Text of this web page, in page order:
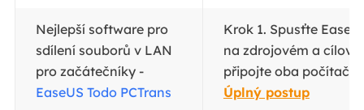
Nejlepší software pro
sdílení souborů v LAN
pro začátečníky -
EaseUS Todo PCTrans
Krok 1. Spusťte
na zdrojovém a
připojte oba počítače
Úplný postup